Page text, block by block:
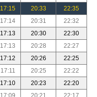
17:15 20:33
22:35
17:14 20:31
22:32
17:13 20:30
22:30
17:13 20:28
22:27
17:12 20:26
22:25
17:11 20:25
22:22
17:10 20:23
22:20
17:09 20:21 22:17